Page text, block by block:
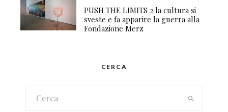
PUSH THE LIMITS 2 la cultura si
sveste e fa apparire la guerra alla
Fondazione Merz
CERCA